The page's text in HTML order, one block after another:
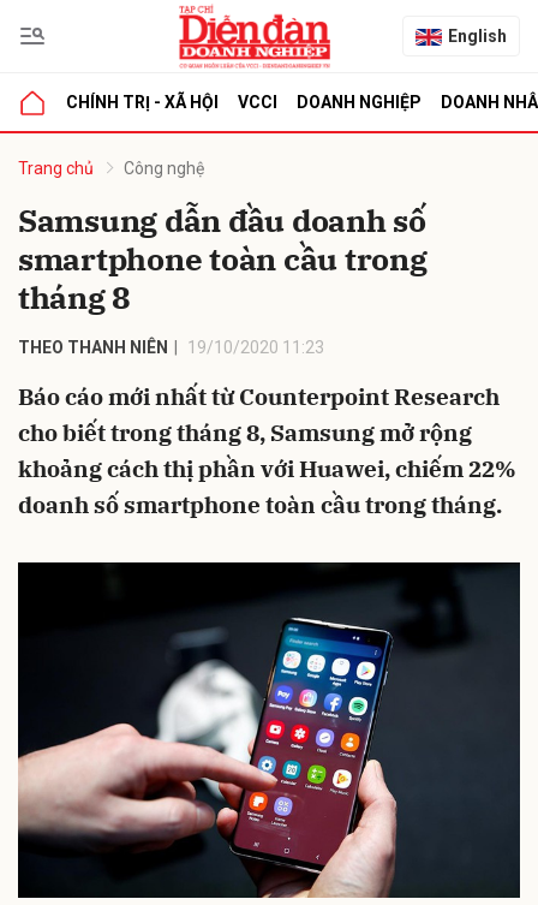
English
CHÍNH TRỊ - XÃ HỘI VCCI DOANH NGHIỆP DOANH
Trang chủ Công nghệ
Samsung dẫn đầu doanh số
smartphone toàn cầu trong
tháng 8
THEO THANH NIÊN 19/10/2020 11:23
Báo cáo mới nhất từ Counterpoint Research
cho biết trong tháng 8, Samsung mở rộng
khoảng cách thị phần với Huawei, chiếm 22%
doanh số smartphone toàn cầu trong tháng.
luận
Hủy